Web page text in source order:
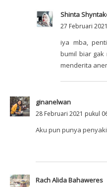
Shinta
27 Februari
iya mba,
bumil biar gak
menderita
ginanelwan
28 Februari 2021 pukul
Aku pun punya
Rach Alida Bahaweres